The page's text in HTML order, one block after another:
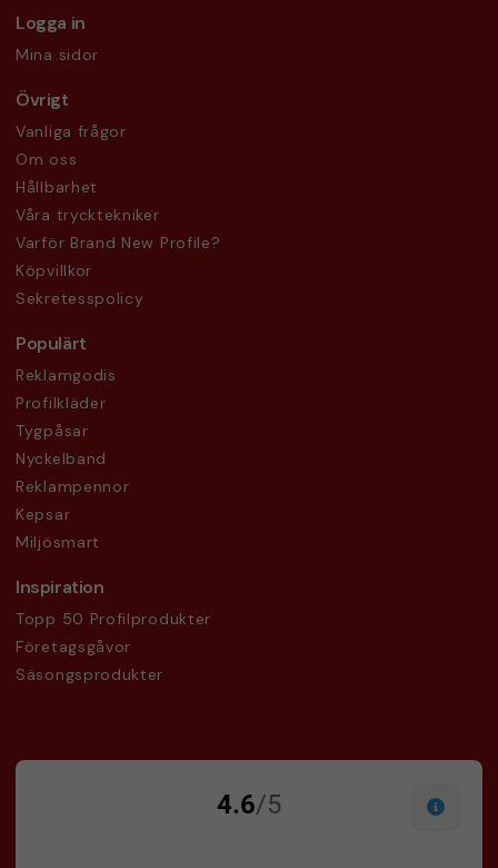
Logga in
Mina sidor
Övrigt
Vanliga frågor
Om oss
Hållbarhet
Våra trycktekniker
Varför Brand New Profile?
Köpvillkor
Sekretesspolicy
Populärt
Reklamgodis
Profilkläder
Tygpåsar
Nyckelband
Reklampennor
Kepsar
Miljösmart
Inspiration
Topp 50 Profilprodukter
Företagsgåvor
Säsongsprodukter